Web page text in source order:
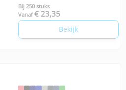
Bij 250 stuks
Vanaf € 23,35
Bekijk